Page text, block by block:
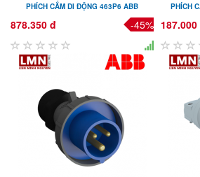
PHÍCH CẮM DI ĐỘNG 463P6 ABB
878.350 đ -45%
PHÍCH